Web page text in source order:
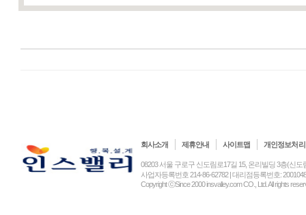
회사소개 제휴안내 사이트맵 개인정보처
08203 서울 구로구 신도림로17길 15, 온리빌딩 3층(신도
사업자등록번호 214-86-62782 | 대리점등록번호:
Copyright ⓒSince 2000 insvalley.com CO., Ltd. All rights